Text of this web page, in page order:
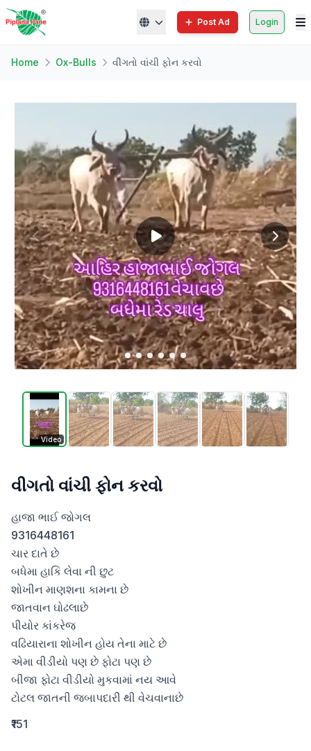
Post Ad Login
Home Ox-Bulls વીગતો વાંચી ફોન કરવો
Video
વીગતો વાંચી ફોન કરવો
હાજા ભાઈ જોગલ
9316448161
ચાર દાતે છે
બધેમા હાકિ લેવા ની છુટ
શોખીન માણશના કામના છે
જાતવાન ઘોઢલાછે
પીયોર કાંકરેજ
વઢિયારાના શોખીન હોય તેના માટે છે
એમા વીડીયો પણ છે ફોટા પણ છે
બીજા ફોટા વીડીયો મુકવામાં નય આવે
ટોટલ જાતની જબાપદારી થી વેચવાનાછે
₹151